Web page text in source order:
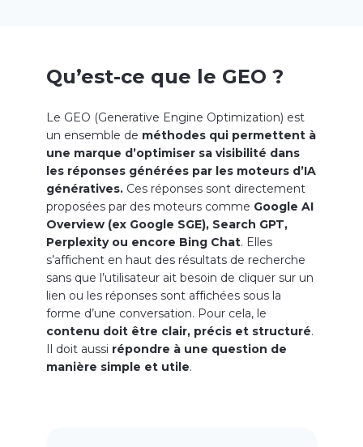
Qu’est-ce que le GEO ?
Le GEO (Generative Engine Optimization) est
un ensemble de méthodes qui permettent à
une marque d’optimiser sa visibilité dans
les réponses générées par les moteurs d’IA
génératives. Ces réponses sont directement
proposées par des moteurs comme Google AI
Overview (ex Google SGE), Search GPT,
Perplexity ou encore Bing Chat. Elles
s’affichent en haut des résultats de recherche
sans que l’utilisateur ait besoin de cliquer sur un
lien ou les réponses sont affichées sous la
forme d’une conversation. Pour cela, le
contenu doit être clair, précis et structuré.
Il doit aussi répondre à une question de
manière simple et utile.